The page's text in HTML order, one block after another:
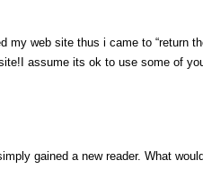
my web site thus i came to “return
assume its ok to use some of
gained a new reader. What